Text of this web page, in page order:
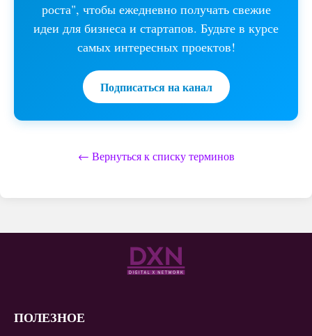
роста", чтобы ежедневно получать свежие
идеи для бизнеса и стартапов. Будьте в курсе
самых интересных проектов!
Подписаться на канал
← Вернуться к списку терминов
ПОЛЕЗНОЕ